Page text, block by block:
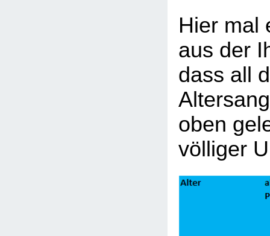
Hier mal
aus der
dass all
oben
völliger